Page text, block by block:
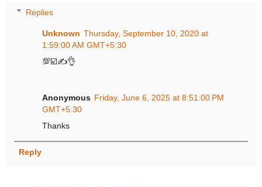
Replies
Unknown Thursday, September 10, 2020 at
1:59:00 AM GMT+5:30
💯☑️✍️👌
Anonymous Friday, June 6, 2025 at 8:51:00 PM
GMT+5:30
Thanks
Reply